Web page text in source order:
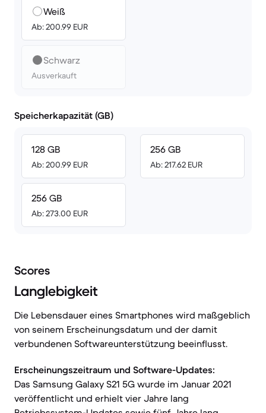
Weiß
Ab: 200.99 EUR
Schwarz
Ausverkauft
Speicherkapazität (GB)
128 GB
Ab: 200.99 EUR
256 GB
Ab: 273.00 EUR
256 GB
Ab: 217.62 EUR
Scores
Langlebigkeit
Die Lebensdauer eines Smartphones wird maßgeblich
von seinem Erscheinungsdatum und der damit
verbundenen Softwareunterstützung beeinflusst.
Erscheinungszeitraum und Software-Updates:
Das Samsung Galaxy S21 5G wurde im Januar 2021
veröffentlicht und erhielt vier Jahre lang